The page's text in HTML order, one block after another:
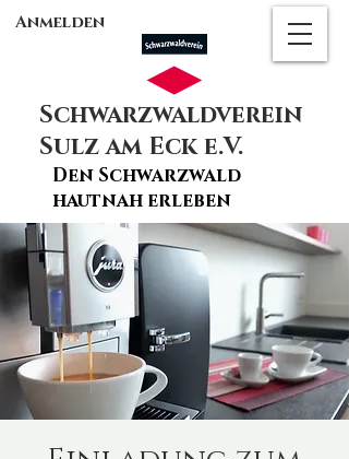
Anmelden
Schwarzwaldverein
Sulz am Eck e.V.
Den Schwarzwald
hautnah erleben